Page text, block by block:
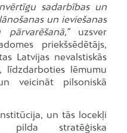
sadarbības un
un ieviešanas
uzsver
priekšsēdētājs,
Latvijas nevalstiskās
līdzdarboties lēmumu
veicināt pilsoniskā
un tās locekļi
pilda stratēģiska